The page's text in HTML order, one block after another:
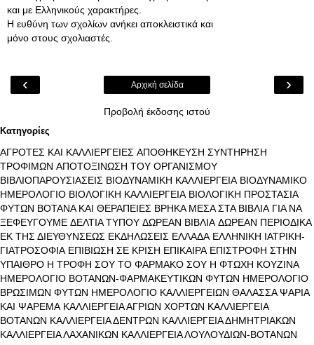
και με Ελληνικούς χαρακτήρες.
Η ευθύνη των σχολίων ανήκει αποκλειστικά και
μόνο στους σχολιαστές.
‹ ›
Αρχική σελίδα
Προβολή έκδοσης ιστού
Κατηγορίες
ΑΓΡΟΤΕΣ ΚΑΙ ΚΑΛΛΙΕΡΓΕΙΕΣ ΑΠΟΘΗΚΕΥΣΗ ΣΥΝΤΗΡΗΣΗ
ΤΡΟΦΙΜΩΝ ΑΠΟΤΟΞΙΝΩΣΗ ΤΟΥ ΟΡΓΑΝΙΣΜΟΥ
ΒΙΒΛΙΟΠΑΡΟΥΣΙΑΣΕΙΣ ΒΙΟΔΥΝΑΜΙΚΗ ΚΑΛΛΙΕΡΓΕΙΑ ΒΙΟΔΥΝΑΜΙΚΟ
ΗΜΕΡΟΛΟΓΙΟ ΒΙΟΛΟΓΙΚΗ ΚΑΛΛΙΕΡΓΕΙΑ ΒΙΟΛΟΓΙΚΗ ΠΡΟΣΤΑΣΙΑ
ΦΥΤΩΝ ΒΟΤΑΝΑ ΚΑΙ ΘΕΡΑΠΕΙΕΣ ΒΡΗΚΑ ΜΕΣΑ ΣΤΑ ΒΙΒΛΙΑ ΓΙΑ ΝΑ
ΞΕΦΕΥΓΟΥΜΕ ΔΕΛΤΙΑ ΤΥΠΟΥ ΔΩΡΕΑΝ ΒΙΒΛΙΑ ΔΩΡΕΑΝ ΠΕΡΙΟΔΙΚΑ
ΕΚ ΤΗΣ ΔΙΕΥΘΥΝΣΕΩΣ ΕΚΔΗΛΩΣΕΙΣ ΕΛΛΑΔΑ ΕΛΛΗΝΙΚΗ ΙΑΤΡΙΚΗ-
ΓΙΑΤΡΟΣΟΦΙΑ ΕΠΙΒΙΩΣΗ ΣΕ ΚΡΙΣΗ ΕΠΙΚΑΙΡΑ ΕΠΙΣΤΡΟΦΗ ΣΤΗΝ
ΥΠΑΙΘΡΟ Η ΤΡΟΦΗ ΣΟΥ ΤΟ ΦΑΡΜΑΚΟ ΣΟΥ Η ΦΤΩΧΗ ΚΟΥΖΙΝΑ
ΗΜΕΡΟΛΟΓΙΟ ΒΟΤΑΝΩΝ-ΦΑΡΜΑΚΕΥΤΙΚΩΝ ΦΥΤΩΝ ΗΜΕΡΟΛΟΓΙΟ
ΒΡΩΣΙΜΩΝ ΦΥΤΩΝ ΗΜΕΡΟΛΟΓΙΟ ΚΑΛΛΙΕΡΓΕΙΩΝ ΘΑΛΑΣΣΑ ΨΑΡΙΑ
ΚΑΙ ΨΑΡΕΜΑ ΚΑΛΛΙΕΡΓΕΙΑ ΑΓΡΙΩΝ ΧΟΡΤΩΝ ΚΑΛΛΙΕΡΓΕΙΑ
ΒΟΤΑΝΩΝ ΚΑΛΛΙΕΡΓΕΙΑ ΔΕΝΤΡΩΝ ΚΑΛΛΙΕΡΓΕΙΑ ΔΗΜΗΤΡΙΑΚΩΝ
ΚΑΛΛΙΕΡΓΕΙΑ ΛΑΧΑΝΙΚΩΝ ΚΑΛΛΙΕΡΓΕΙΑ ΛΟΥΛΟΥΔΙΩΝ-ΒΟΤΑΝΩΝ